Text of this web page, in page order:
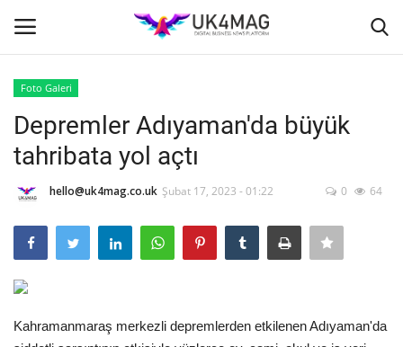
Ana Sayfa
İş Platformu
TVNET
TOPLUM
Foto Galeri
Depremler Adıyaman'da büyük
tahribata yol açtı
hello@uk4mag.co.uk Şubat 17, 2023 - 01:22 0 64
Kahramanmaraş merkezli depremlerden etkilenen Adıyaman'da